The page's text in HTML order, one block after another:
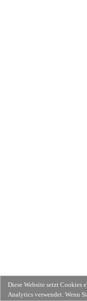
Diese Website setzt Cookies
Analytics verwendet. Wenn